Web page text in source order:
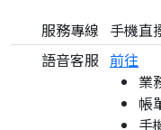
服務專線 手機直
語音客服 前往
業
帳
手